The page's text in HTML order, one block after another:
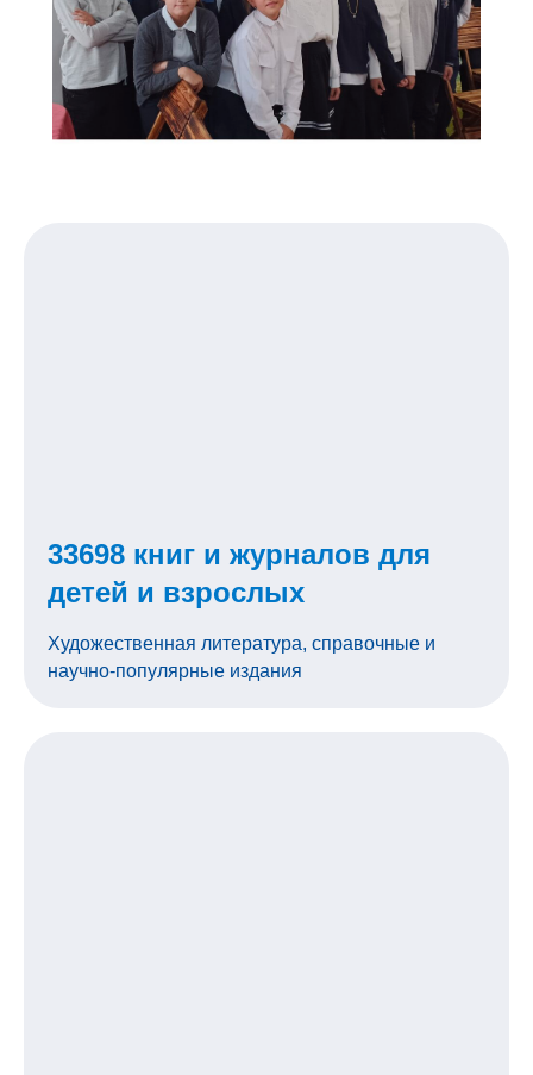
33698 книг и журналов для
детей и взрослых
Художественная литература, справочные и
научно-популярные издания